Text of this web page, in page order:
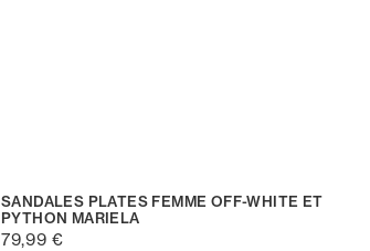
SANDALES PLATES FEMME OFF-WHITE ET
PYTHON MARIELA
79,99 €